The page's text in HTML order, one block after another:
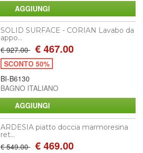
SOLID SURFACE - CORIAN Lavabo da
appo...
€ 927.00 € 467.00
SCONTO 50%
BI-B6130
BAGNO ITALIANO
ARDESIA piatto doccia marmoresina
ret...
€ 549.00 € 469.00